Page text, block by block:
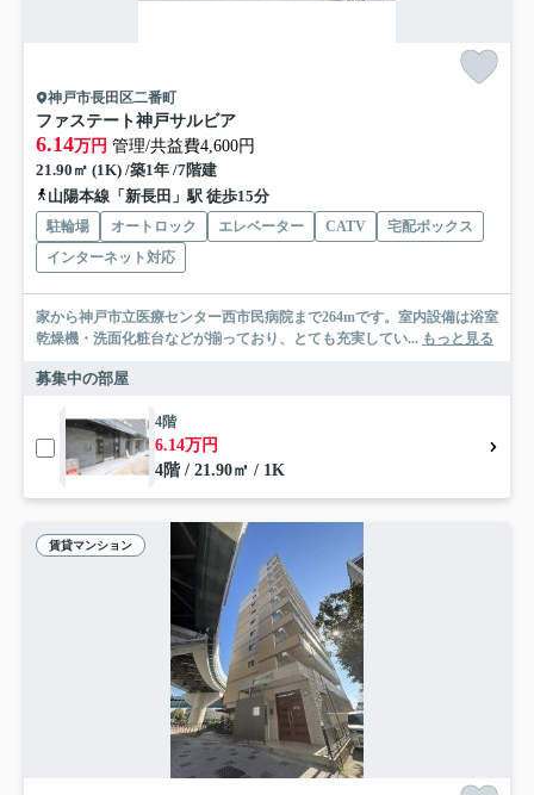
神戸市長田区二番町
ファステート神戸サルビア
6.14万円 管理/共益費4,600円
21.90㎡ (1K) /築1年 /7階建
山陽本線「新長田」駅 徒歩15分
駐輪場 オートロック エレベーター CATV
宅配ボックス
インターネット対応
家から神戸市立医療センター西市民病院まで264mです。室内設備は浴室
乾燥機・洗面化粧台などが揃っており、とても充実してい... もっと見る
募集中の部屋
4階
6.14万円
4階 / 21.90㎡ / 1K
賃貸マンション